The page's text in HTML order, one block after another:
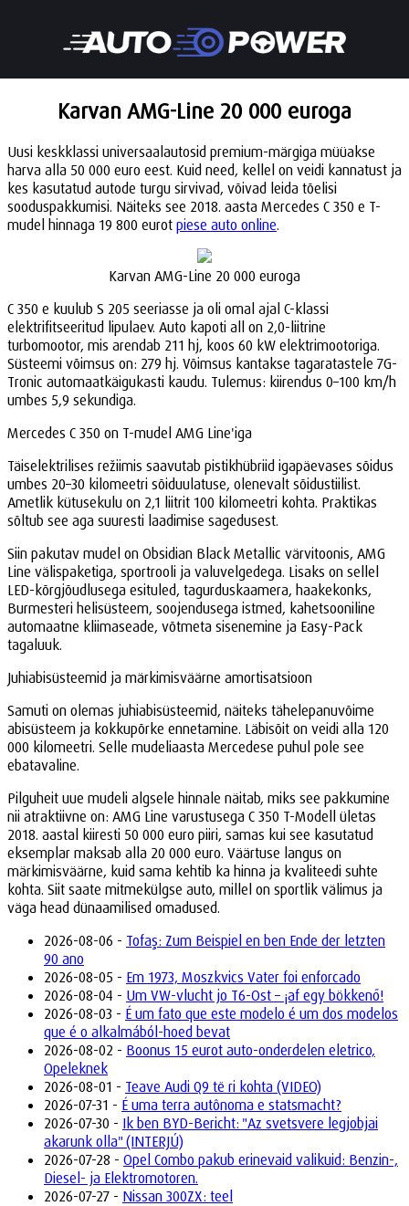
Karvan AMG-Line 20 000 euroga
Uusi keskklassi universaalautosid premium-märgiga müüakse
harva alla 50 000 euro eest. Kuid need, kellel on veidi kannatust ja
kes kasutatud autode turgu sirvivad, võivad leida tõelisi
sooduspakkumisi. Näiteks see 2018. aasta Mercedes C 350 e T-
mudel hinnaga 19 800 eurot piese auto online.
Karvan AMG-Line 20 000 euroga
C 350 e kuulub S 205 seeriasse ja oli omal ajal C-klassi
elektrifitseeritud lipulaev. Auto kapoti all on 2,0-liitrine
turbomootor, mis arendab 211 hj, koos 60 kW elektrimootoriga.
Süsteemi võimsus on: 279 hj. Võimsus kantakse tagaratastele 7G-
Tronic automaatkäigukasti kaudu. Tulemus: kiirendus 0–100 km/h
umbes 5,9 sekundiga.
Mercedes C 350 on T-mudel AMG Line'iga
Täiselektrilises režiimis saavutab pistikhübriid igapäevases sõidus
umbes 20–30 kilomeetri sõiduulatuse, olenevalt sõidustiilist.
Ametlik kütusekulu on 2,1 liitrit 100 kilomeetri kohta. Praktikas
sõltub see aga suuresti laadimise sagedusest.
Siin pakutav mudel on Obsidian Black Metallic värvitoonis, AMG
Line välispaketiga, sportrooli ja valuvelgedega. Lisaks on sellel
LED-kõrgjõudlusega esituled, tagurduskaamera, haakekonks,
Burmesteri helisüsteem, soojendusega istmed, kahetsooniline
automaatne kliimaseade, võtmeta sisenemine ja Easy-Pack
tagaluuk.
Juhiabisüsteemid ja märkimisväärne amortisatsioon
Samuti on olemas juhiabisüsteemid, näiteks tähelepanuvõime
abisüsteem ja kokkupõrke ennetamine. Läbisõit on veidi alla 120
000 kilomeetri. Selle mudeliaasta Mercedese puhul pole see
ebatavaline.
Pilguheit uue mudeli algsele hinnale näitab, miks see pakkumine
nii atraktiivne on: AMG Line varustusega C 350 T-Modell ületas
2018. aastal kiiresti 50 000 euro piiri, samas kui see kasutatud
eksemplar maksab alla 20 000 euro. Väärtuse langus on
märkimisväärne, kuid sama kehtib ka hinna ja kvaliteedi suhte
kohta. Siit saate mitmekülgse auto, millel on sportlik välimus ja
väga head dünaamilised omadused.
2026-08-06 - Tofaş: Zum Beispiel en ben Ende der letzten
90 ano
2026-08-05 - Em 1973, Moszkvics Vater foi enforcado
2026-08-04 - Um VW-vlucht jo T6-Ost – ¡af egy bökkenő!
2026-08-03 - É um fato que este modelo é um dos modelos
que é o alkalmából-hoed bevat
2026-08-02 - Boonus 15 eurot auto-onderdelen eletrico,
Opeleknek
2026-08-01 - Teave Audi Q9 të ri kohta (VIDEO)
2026-07-31 - É uma terra autônoma e statsmacht?
2026-07-30 - Ik ben BYD-Bericht: "Az svetsvere legjobjai
akarunk olla" (INTERJÚ)
2026-07-28 - Opel Combo pakub erinevaid valikuid: Benzin-,
Diesel- ja Elektromotoren.
2026-07-27 - Nissan 300ZX: teel